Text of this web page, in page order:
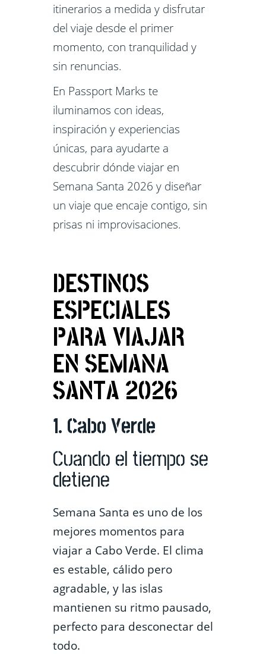
itinerarios a medida y disfrutar
del viaje desde el primer
momento, con tranquilidad y
sin renuncias.
En Passport Marks te
iluminamos con ideas,
inspiración y experiencias
únicas, para ayudarte a
descubrir dónde viajar en
Semana Santa 2026 y diseñar
un viaje que encaje contigo, sin
prisas ni improvisaciones.
DESTINOS
ESPECIALES
PARA VIAJAR
EN SEMANA
SANTA 2026
1. Cabo Verde
Cuando el tiempo se
detiene
Semana Santa es uno de los
mejores momentos para
viajar a Cabo Verde. El clima
es estable, cálido pero
agradable, y las islas
mantienen su ritmo pausado,
perfecto para desconectar del
todo.